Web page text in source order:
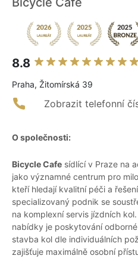
8.8
Praha, Žitomírská 39
Zobrazit telefonní
O společnosti:
Bicycle Cafe sídlící v Praze na
jako významné centrum pro
kteří hledají kvalitní péči a
specializovaný podnik se
na komplexní servis jízdních
nabídky je poskytování
stavba kol dle individuálních
zajišťuje maximálně osobní